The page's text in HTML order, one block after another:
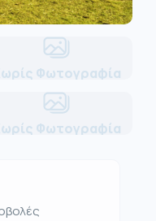
Φωτογραφία
Φωτογραφία